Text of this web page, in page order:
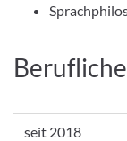
seit 2018